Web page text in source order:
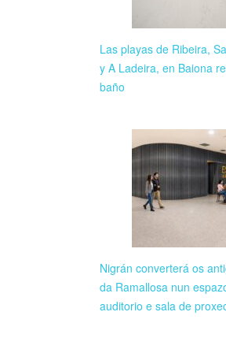
Las playas de Ribeira,
y A Ladeira, en Baiona
baño
Nigrán converterá os
da Ramallosa nun
auditorio e sala de